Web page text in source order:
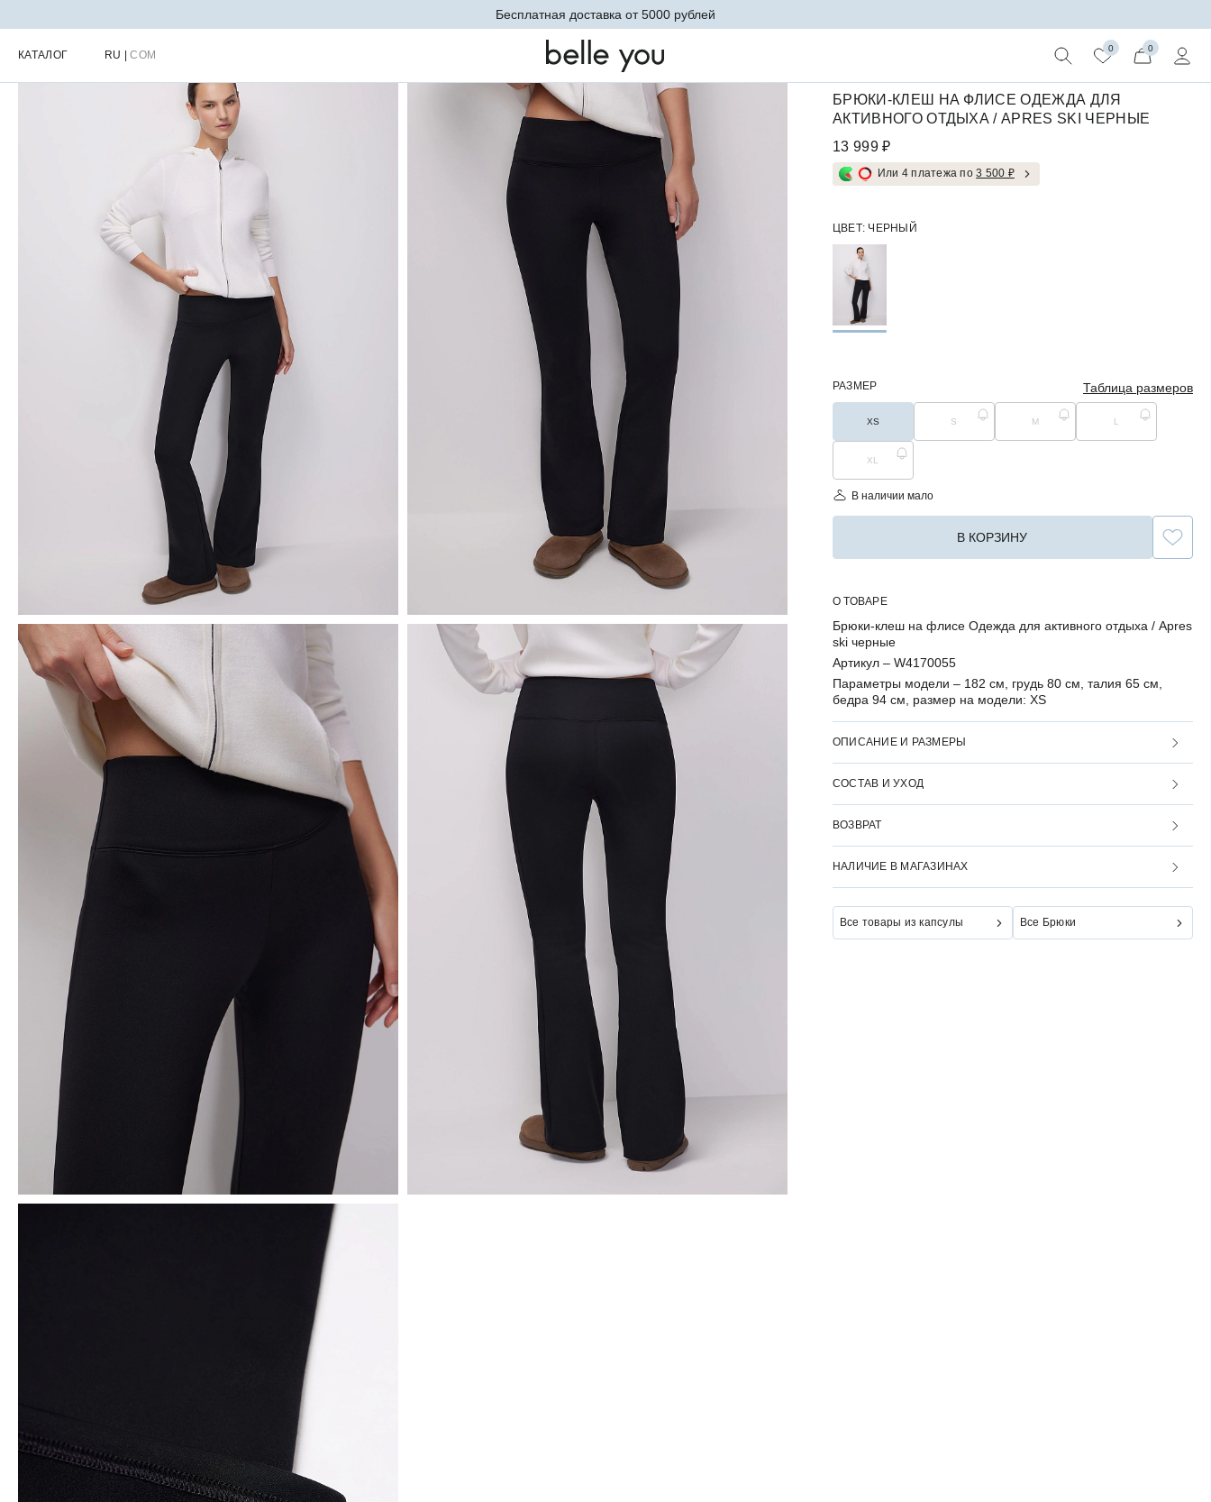
Невидимое базовое белье. Теперь в новых оттенках
КАТАЛОГ RU |COM
0 0
Брюки (черный)
БРЮКИ-КЛЕШ НА ФЛИСЕ ОДЕЖДА ДЛЯ
АКТИВНОГО ОТДЫХА / APRES SKI ЧЕРНЫЕ
13 999 ₽
Или 4 платежа по3 500 ₽
ЦВЕТ: ЧЕРНЫЙ
РАЗМЕР Таблица размеров
XS S M L
XL
В наличии мало
В КОРЗИНУ
О ТОВАРЕ
Брюки-клеш на флисе Одежда для активного отдыха / Apres
ski черные
Артикул – W4170055
Параметры модели – 182 см, грудь 80 см, талия 65 см,
бедра 94 см, размер на модели: XS
ОПИСАНИЕ И РАЗМЕРЫ
СОСТАВ И УХОД
ВОЗВРАТ
НАЛИЧИЕ В МАГАЗИНАХ
Все товары из капсулы Все Брюки